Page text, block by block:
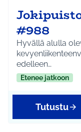
#988
Hyvällä alulla
edelleen…
Etenee jatkoon
Tutustu